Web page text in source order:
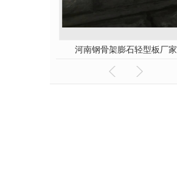
河南钢骨架膨石轻型板厂家